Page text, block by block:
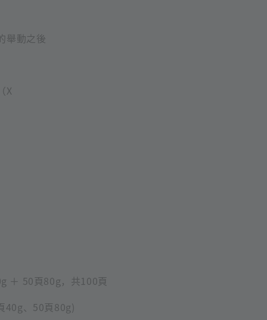
舉動之後
X
＋ 50頁80g，共100頁
40g、50頁80g)